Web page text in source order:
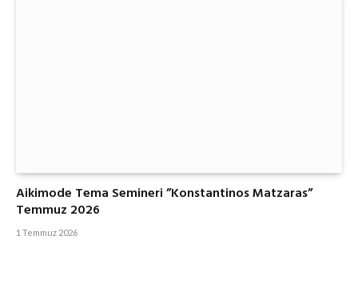
Aikimode Tema Semineri ”Konstantinos Matzaras”
Temmuz 2026
1 Temmuz 2026